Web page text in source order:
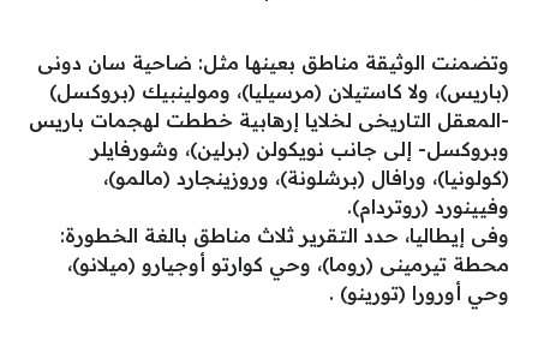
وتضمنت الوثيقة مناطق بعينها مثل: ضاحية سان دونى
(باريس)، ولا كاستيلان (مرسيليا)، ومولينبيك (بروكسل)
-المعقل التاريخى لخلايا إرهابية خططت لهجمات باريس
وبروكسل- إلى جانب نويكولن (برلين)، وشورفايلر
(كولونيا)، ورافال (برشلونة)، وروزينجارد (مالمو)،
وفيينورد (روتردام).
وفى إيطاليا، حدد التقرير ثلاث مناطق بالغة الخطورة:
محطة تيرمينى (روما)، وحي كوارتو أوجيارو (ميلانو)،
وحي أورورا (تورينو) .